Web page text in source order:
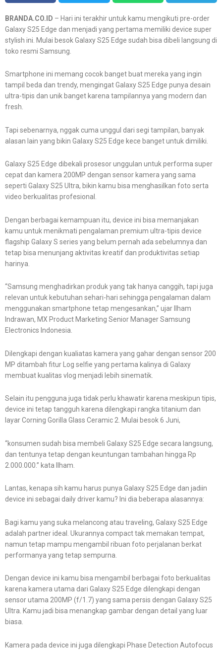
BRANDA.CO.ID – Hari ini terakhir untuk kamu mengikuti pre-order
Galaxy S25 Edge dan menjadi yang pertama memiliki device super
stylish ini. Mulai besok Galaxy S25 Edge sudah bisa dibeli langsung di
toko resmi Samsung.
Smartphone ini memang cocok banget buat mereka yang ingin
tampil beda dan trendy, mengingat Galaxy S25 Edge punya desain
ultra-tipis dan unik banget karena tampilannya yang modern dan
fresh.
Tapi sebenarnya, nggak cuma unggul dari segi tampilan, banyak
alasan lain yang bikin Galaxy S25 Edge kece banget untuk dimiliki.
Galaxy S25 Edge dibekali prosesor unggulan untuk performa super
cepat dan kamera 200MP dengan sensor kamera yang sama
seperti Galaxy S25 Ultra, bikin kamu bisa menghasilkan foto serta
video berkualitas profesional.
Dengan berbagai kemampuan itu, device ini bisa memanjakan
kamu untuk menikmati pengalaman premium ultra-tipis device
flagship Galaxy S series yang belum pernah ada sebelumnya dan
tetap bisa menunjang aktivitas kreatif dan produktivitas setiap
harinya.
“Samsung menghadirkan produk yang tak hanya canggih, tapi juga
relevan untuk kebutuhan sehari-hari sehingga pengalaman dalam
menggunakan smartphone tetap mengesankan,” ujar Ilham
Indrawan, MX Product Marketing Senior Manager Samsung
Electronics Indonesia.
Dilengkapi dengan kualiatas kamera yang gahar dengan sensor 200
MP ditambah fitur Log selfie yang pertama kalinya di Galaxy
membuat kualitas vlog menjadi lebih sinematik.
Selain itu pengguna juga tidak perlu khawatir karena meskipun tipis,
device ini tetap tangguh karena dilengkapi rangka titanium dan
layar Corning Gorilla Glass Ceramic 2. Mulai besok 6 Juni,
“konsumen sudah bisa membeli Galaxy S25 Edge secara langsung,
dan tentunya tetap dengan keuntungan tambahan hingga Rp
2.000.000.” kata Ilham.
Lantas, kenapa sih kamu harus punya Galaxy S25 Edge dan jadiin
device ini sebagai daily driver kamu? Ini dia beberapa alasannya:
Bagi kamu yang suka melancong atau traveling, Galaxy S25 Edge
adalah partner ideal. Ukurannya compact tak memakan tempat,
namun tetap mampu mengambil ribuan foto perjalanan berkat
performanya yang tetap sempurna.
Dengan device ini kamu bisa mengambil berbagai foto berkualitas
karena kamera utama dari Galaxy S25 Edge dilengkapi dengan
sensor utama 200MP (f/1.7) yang sama persis dengan Galaxy S25
Ultra. Kamu jadi bisa menangkap gambar dengan detail yang luar
biasa.
Kamera pada device ini juga dilengkapi Phase Detection Autofocus